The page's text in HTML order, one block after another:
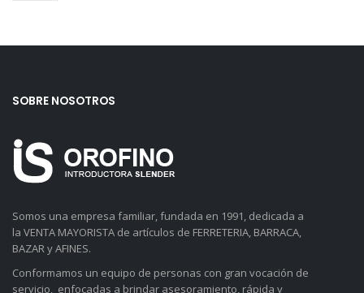
SOBRE NOSOTROS
Somos una empresa familiar, fundada en 1991, dedicada a
la VENTA MAYORISTA de artículos de FERRETERIA, BARRACA,
BAZAR y AFINES.
Conformamos un equipo de personas con gran vocación de
servicio, enfocadas a brindar asesoramiento, rápida y